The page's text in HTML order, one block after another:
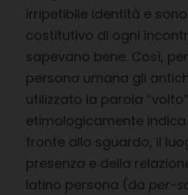
irripetibile identità e
costitutivo di ogni
sapevano bene. Così,
persona umana gli
utilizzato la parola
etimologicamente
fronte allo sguardo, il
presenza e della
latino persona (da per-